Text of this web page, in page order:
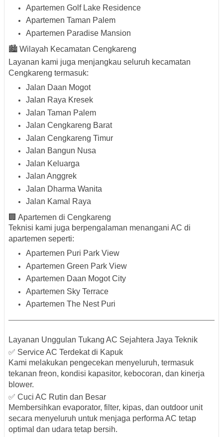
Apartemen Golf Lake Residence
Apartemen Taman Palem
Apartemen Paradise Mansion
🏙️ Wilayah Kecamatan Cengkareng
Layanan kami juga menjangkau seluruh kecamatan
Cengkareng termasuk:
Jalan Daan Mogot
Jalan Raya Kresek
Jalan Taman Palem
Jalan Cengkareng Barat
Jalan Cengkareng Timur
Jalan Bangun Nusa
Jalan Keluarga
Jalan Anggrek
Jalan Dharma Wanita
Jalan Kamal Raya
🏢 Apartemen di Cengkareng
Teknisi kami juga berpengalaman menangani AC di
apartemen seperti:
Apartemen Puri Park View
Apartemen Green Park View
Apartemen Daan Mogot City
Apartemen Sky Terrace
Apartemen The Nest Puri
Layanan Unggulan Tukang AC Sejahtera Jaya Teknik
✅ Service AC Terdekat di Kapuk
Kami melakukan pengecekan menyeluruh, termasuk
tekanan freon, kondisi kapasitor, kebocoran, dan kinerja
blower.
✅ Cuci AC Rutin dan Besar
Membersihkan evaporator, filter, kipas, dan outdoor unit
secara menyeluruh untuk menjaga performa AC tetap
optimal dan udara tetap bersih.